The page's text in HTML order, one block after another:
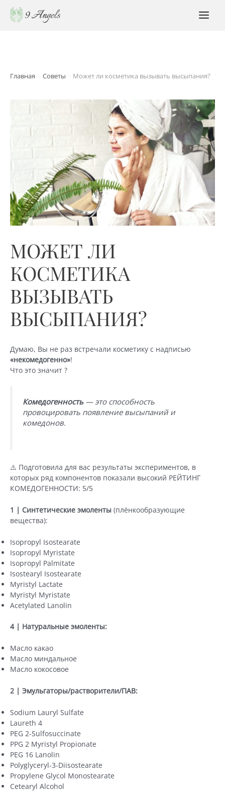
Перейти
содержимому
Главная Советы Может ли косметика вызывать высыпания?
МОЖЕТ ЛИ
КОСМЕТИКА
ВЫЗЫВАТЬ
ВЫСЫПАНИЯ?
Думаю, Вы не раз встречали косметику с надписью
«некомедогенно»!
Что это значит ?
Комедогенность — это способность
провоцировать появление высыпаний и
комедонов.
⚠️ Подготовила для вас результаты экспериментов, в
которых ряд компонентов показали высокий РЕЙТИНГ
КОМЕДОГЕННОСТИ: 5/5
1 | Синтетические эмоленты (плёнкообразующие
вещества):
Isopropyl Isostearate
Isopropyl Myristate
Isopropyl Palmitate
Isostearyl Isostearate
Myristyl Lactate
Myristyl Myristate
Acetylated Lanolin
4 | Натуральные эмоленты:
Масло какао
Масло миндальное
Масло кокосовое
2 | Эмульгаторы/растворители/ПАВ:
Sodium Lauryl Sulfate
Laureth 4
PEG 2-Sulfosuccinate
PPG 2 Myristyl Propionate
PEG 16 Lanolin
Polyglyceryl-3-Diisostearate
Propylene Glycol Monostearate
Cetearyl Alcohol